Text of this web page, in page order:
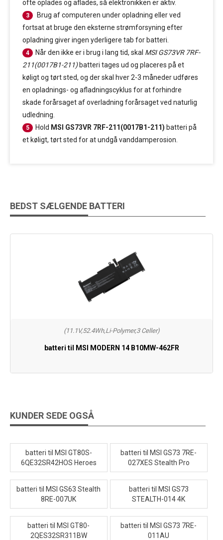
ofte oplades og aflades, så elektronikken er aktiv.
3
Brug af computeren under opladning eller ved
fortsat at bruge den eksterne strømforsyning efter
opladning giver ingen yderligere tab for batteri.
4 Når den ikke er i brug i lang tid, skal MSI GS73VR 7RF-
211(0017B1-211)batteri tages ud og placeres på et
køligt og tørt sted, og der skal hver 2-3 måneder udføres
en opladnings- og afladningscyklus for at forhindre
skade forårsaget af overladning forårsaget ved naturlig
udledning.
5 Hold MSI GS73VR 7RF-211(0017B1-211) batteri på
et køligt, tørt sted for at undgå vanddamperosion.
BEDST SÆLGENDE BATTERI
(11.1V,52.4Wh,Li-Polymer,3 Celler)
batteri til MSI MODERN 14 B10MW-462FR
KUNDER SEDE OGSÅ
batteri til MSI GT80S-
6QE32SR42HOS Heroes
batteri til MSI GS73 7RE-
027XES Stealth Pro
batteri til MSI GS63 Stealth
8RE-007UK
batteri til MSI GS73
STEALTH-014 4K
batteri til MSI GT80-
2QES32SR311BW
batteri til MSI GS73 7RE-
011AU